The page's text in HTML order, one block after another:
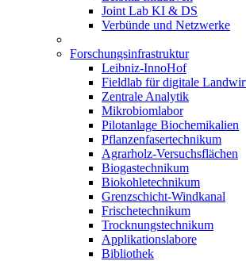
Joint Lab KI & DS
Verbünde und Netzwerke
Forschungsinfrastruktur
Leibniz-InnoHof
Fieldlab für digitale
Zentrale Analytik
Mikrobiomlabor
Pilotanlage Biochemikalien
Pflanzenfasertechnikum
Agrarholz-Versuchsflächen
Biogastechnikum
Biokohletechnikum
Grenzschicht-Windkanal
Frischetechnikum
Trocknungstechnikum
Applikationslabore
Bibliothek